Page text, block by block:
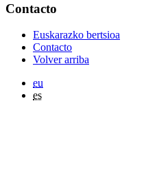
Contacto
Euskarazko bertsioa
Contacto
Volver arriba
eu
es